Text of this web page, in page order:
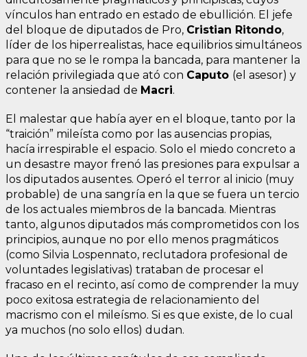
vínculos han entrado en estado de ebullición. El jefe
del bloque de diputados de Pro, Cristian Ritondo,
líder de los hiperrealistas, hace equilibrios simultáneos
para que no se le rompa la bancada, para mantener la
relación privilegiada que ató con Caputo (el asesor) y
contener la ansiedad de Macri.
El malestar que había ayer en el bloque, tanto por la
“traición” mileísta como por las ausencias propias,
hacía irrespirable el espacio. Solo el miedo concreto a
un desastre mayor frenó las presiones para expulsar a
los diputados ausentes. Operó el terror al inicio (muy
probable) de una sangría en la que se fuera un tercio
de los actuales miembros de la bancada. Mientras
tanto, algunos diputados más comprometidos con los
principios, aunque no por ello menos pragmáticos
(como Silvia Lospennato, reclutadora profesional de
voluntades legislativas) trataban de procesar el
fracaso en el recinto, así como de comprender la muy
poco exitosa estrategia de relacionamiento del
macrismo con el mileísmo. Si es que existe, de lo cual
ya muchos (no solo ellos) dudan.